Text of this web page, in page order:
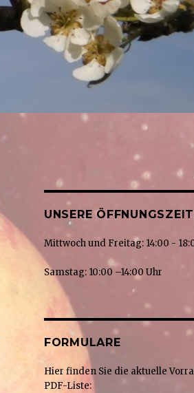
UNSERE
Mittwoch und Freitag: 14:00 -
Samstag: 10:00 –14:00 Uhr
FORMULARE
Hier finden Sie die aktuelle
PDF-Liste: